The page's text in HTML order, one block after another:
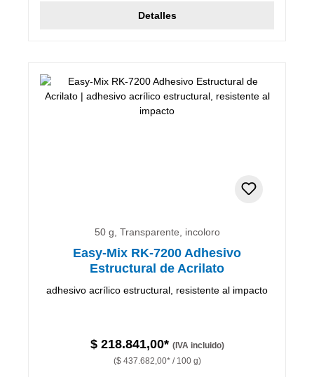
Detalles
50 g, Transparente, incoloro
Easy-Mix RK-7200 Adhesivo
Estructural de Acrilato
adhesivo acrílico estructural, resistente al impacto
$ 218.841,00* (IVA incluido)
($ 437.682,00* / 100 g)